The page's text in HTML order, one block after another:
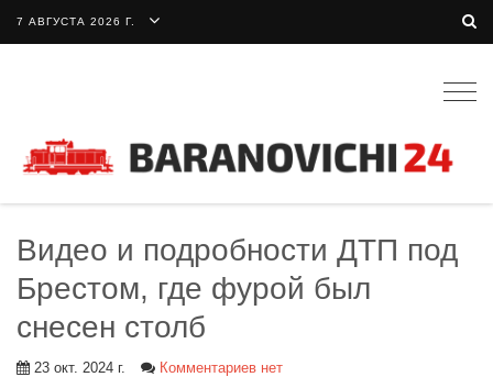
7 АВГУСТА 2026 Г.
Видео и подробности ДТП под
Брестом, где фурой был
снесен столб
23 окт. 2024 г. Комментариев нет